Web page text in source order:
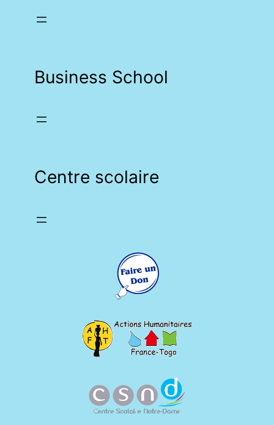
Business School
Centre scolaire